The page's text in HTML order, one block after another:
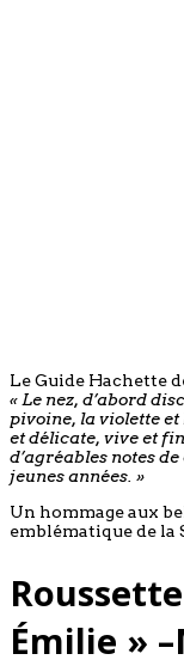
Le Guide Hachette
« Le nez, d’abord
pivoine, la violette
et délicate, vive et
d’agréables notes
jeunes années. »
Un hommage aux
emblématique de la
Émilie »